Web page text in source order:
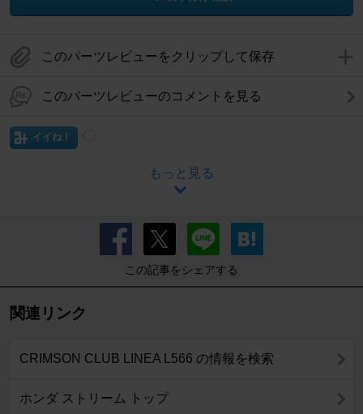
このパーツレビューをクリップして保存
このパーツレビューのコメントを見る
イイね！
もっと見る
この記事をシェアする
関連リンク
CRIMSON CLUB LINEA L566 の情報を検索
ホンダ ストリーム トップ